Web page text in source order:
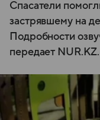
Спасатели
застрявшему на
Подробности
передает NUR.KZ.